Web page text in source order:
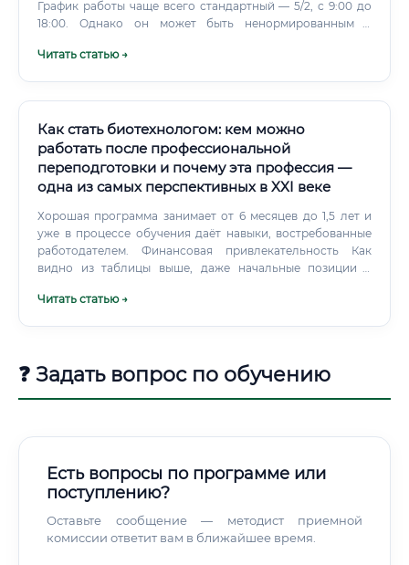
График работы чаще всего стандартный — 5/2, с 9:00 до
18:00. Однако он может быть ненормированным в
длительных экспериментов, которые требуют
Читать статью →
Как стать биотехнологом: кем можно
работать после профессиональной
переподготовки и почему эта профессия —
одна из самых перспективных в XXI веке
Хорошая программа занимает от 6 месяцев до 1,5 лет и
уже в процессе обучения даёт навыки, востребованные
работодателем. Финансовая привлекательность Как
видно из таблицы выше, даже начальные позиции в
зарплаты.
Читать статью →
❓ Задать вопрос по обучению
Есть вопросы по программе или
поступлению?
Оставьте сообщение — методист приемной
комиссии ответит вам в ближайшее время.